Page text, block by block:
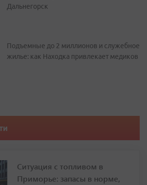
Дальнегорск
Подъемные до 2 миллионов и служебное
жилье: как Находка привлекает медиков
Ситуация с топливом в
Приморье: запасы в норме,